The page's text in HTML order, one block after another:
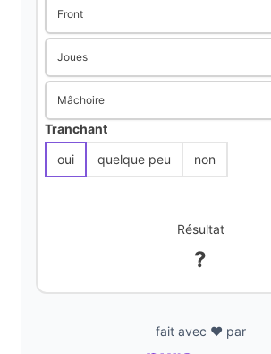
Front
Joues
Mâchoire
Tranchant
oui
quelque peu non
Résultat
?
fait avec ❤️ par